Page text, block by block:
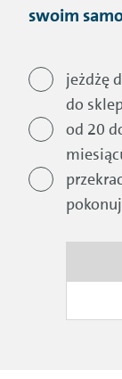
swoim
jeżdżę do 15-20
od 20 do 50 tys.
przekraczam